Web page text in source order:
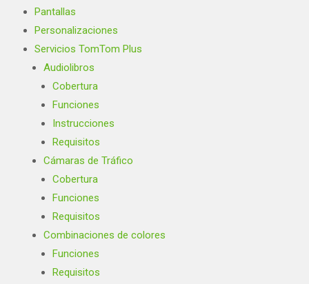
Pantallas
Personalizaciones
Servicios TomTom Plus
Audiolibros
Cobertura
Funciones
Instrucciones
Requisitos
Cámaras de Tráfico
Cobertura
Funciones
Requisitos
Combinaciones de colores
Funciones
Requisitos